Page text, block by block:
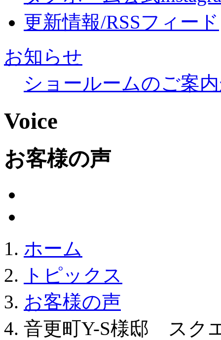
更新情報/RSSフィード
お知らせ
ショールームのご案
Voice
お客様の声
ホーム
トピックス
お客様の声
音更町Y-S様邸 スク